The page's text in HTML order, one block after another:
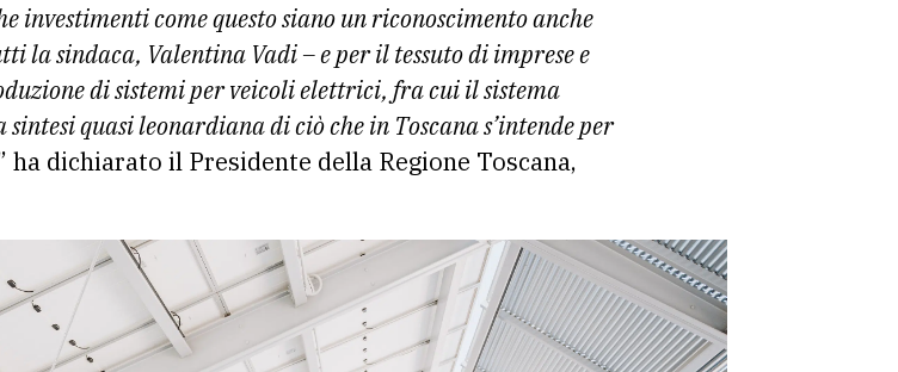
investimenti come questo siano un riconoscimento anche
sindaca, Valentina Vadi – e per il tessuto di imprese e
di sistemi per veicoli elettrici, fra cui il sistema
quasi leonardiana di ciò che in Toscana s’intende per
ha dichiarato il Presidente della Regione Toscana,